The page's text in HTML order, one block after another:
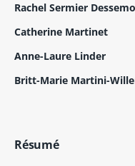
Rachel Sermier
Catherine Martinet
Anne-Laure Linder
Britt-Marie Martini-
Résumé